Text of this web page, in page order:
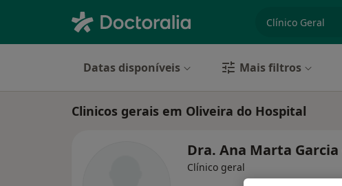
especialidade,
Datas disponíveis Mais filtros
Clinicos gerais em Oliveira do Hospital
Dra. Ana Marta Garcia
Clínico geral